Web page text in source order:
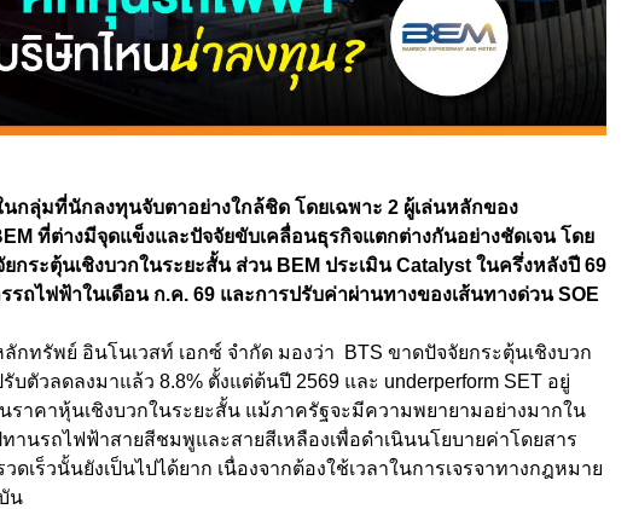
กลุ่มที่นักลงทุนจับตาอย่างใกล้ชิด โดยเฉพาะ 2 ผู้เล่นหลักของ
ที่ต่างมีจุดแข็งและปัจจัยขับเคลื่อนธุรกิจแตกต่างกันอย่างชัดเจน โดย
กระตุ้นเชิงบวกในระยะสั้น ส่วน BEM ประเมิน Catalyst ในครึ่งหลังปี 69
รถไฟฟ้าในเดือน ก.ค. 69 และการปรับค่าผ่านทางของเส้นทางด่วน SOE
กทรัพย์ อินโนเวสท์ เอกซ์ จำกัด มองว่า BTS ขาดปัจจัยกระตุ้นเชิงบวก
ตัวลดลงมาแล้ว 8.8% ตั้งแต่ต้นปี 2569 และ underperform SET อยู่
ราคาหุ้นเชิงบวกในระยะสั้น แม้ภาครัฐจะมีความพยายามอย่างมากใน
นรถไฟฟ้าสายสีชมพูและสายสีเหลืองเพื่อดำเนินนโยบายค่าโดยสาร
ดเร็วนั้นยังเป็นไปได้ยาก เนื่องจากต้องใช้เวลาในการเจรจาทางกฎหมาย
น